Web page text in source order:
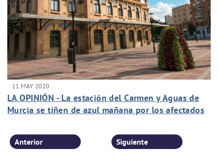
11 MAY 2020
LA OPINIÓN - La estación del Carmen y Aguas de
Murcia se tiñen de azul mañana por los afectados
Anterior Siguiente